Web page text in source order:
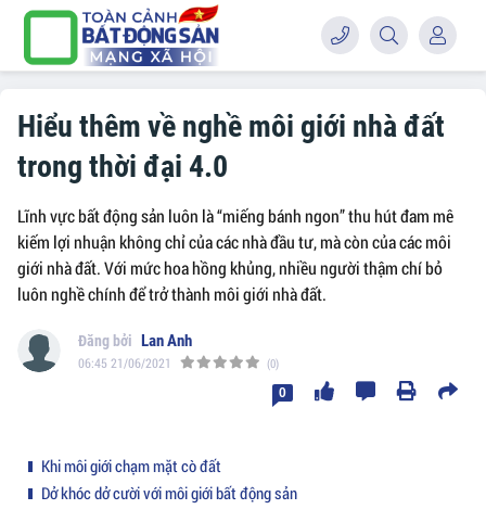
Hiểu thêm về nghề môi giới nhà đất
trong thời đại 4.0
Lĩnh vực bất động sản luôn là “miếng bánh ngon” thu hút đam mê
kiếm lợi nhuận không chỉ của các nhà đầu tư, mà còn của các môi
giới nhà đất. Với mức hoa hồng khủng, nhiều người thậm chí bỏ
luôn nghề chính để trở thành môi giới nhà đất.
Lan Anh
06:45 21/06/2021 (0)
0
Khi môi giới chạm mặt cò đất
Dở khóc dở cười với môi giới bất động sản